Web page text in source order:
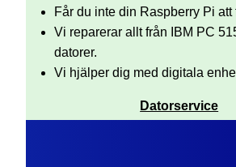
Får du inte din Raspberry Pi att
Vi reparerar allt från IBM PC
datorer.
Vi hjälper dig med digitala
Datorservice